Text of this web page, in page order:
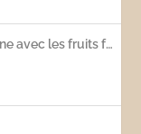
Porridge aux flocons d’avoine avec les fruits frais